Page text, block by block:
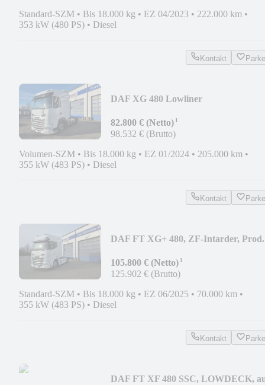
Standard-SZM • Bis 18.000 kg • EZ 04/2023 • 222.000 km •
353 kW (480 PS) • Diesel
Kontakt
DAF XG 480 Lowliner
82.800 € (Netto)¹
98.532 € (Brutto)
Volumen-SZM • Bis 18.000 kg • EZ 01/2024 • 205.000 km •
355 kW (483 PS) • Diesel
Kontakt
DAF FT XG+ 480, ZF-Intarder, Prod.
105.800 € (Netto)¹
125.902 € (Brutto)
Standard-SZM • Bis 18.000 kg • EZ 06/2025 • 70.000 km •
355 kW (483 PS) • Diesel
Kontakt
DAF FT XF 480 SSC, LOWDECK,